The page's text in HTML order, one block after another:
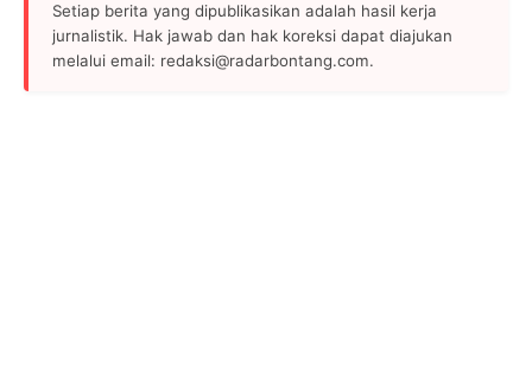
Setiap berita yang dipublikasikan adalah hasil kerja
jurnalistik. Hak jawab dan hak koreksi dapat diajukan
melalui email: redaksi@radarbontang.com.